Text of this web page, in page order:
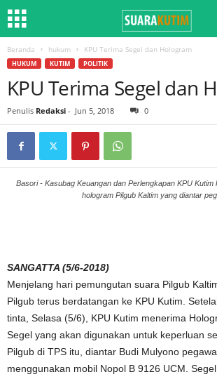
Beranda hukum KPU Terima Segel dan Hologram
HUKUM KUTIM POLITIK
KPU Terima Segel dan
Penulis Redaksi - Jun 5, 2018 0
Basori - Kasubag Keuangan dan Perlengkapan KPU
hologram Pilgub Kaltim yang diantar
SANGATTA (5/6-2018)
Menjelang hari pemungutan suara Pilgub
Pilgub terus berdatangan ke KPU Kutim.
tinta, Selasa (5/6), KPU Kutim menerima
Segel yang akan digunakan untuk keperluan
Pilgub di TPS itu, diantar Budi Mulyono
menggunakan mobil Nopol B 9126 UCM.